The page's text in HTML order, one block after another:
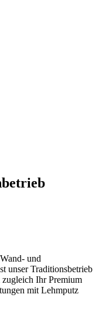
und
unser Traditionsbetrieb
Ihr Premium
mit Lehmputz